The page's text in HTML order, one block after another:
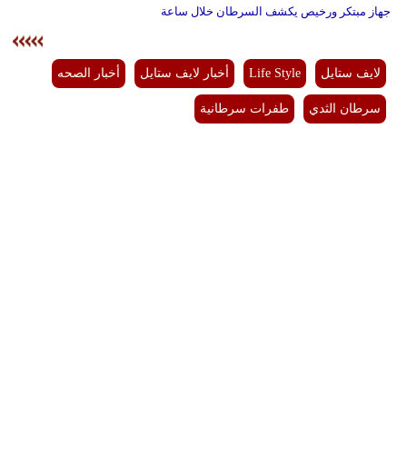
جهاز مبتكر ورخيص يكشف السرطان خلال ساعة
لايف ستايل Life Style أخبار لايف ستايل أخبار الصحه
سرطان الثدي طفرات سرطانية